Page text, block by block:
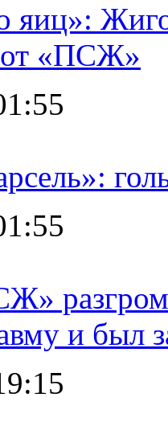
яиц»:
от «ПСЖ»
и был